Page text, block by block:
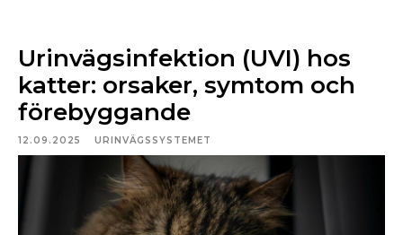
Urinvägsinfektion (UVI) hos
katter: orsaker, symtom och
förebyggande
12.09.2025 URINVÄGSSYSTEMET